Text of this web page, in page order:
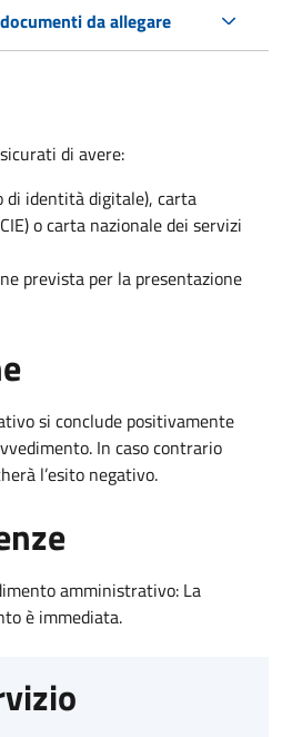
da allegare
di avere:
di identità digitale), carta
o carta nazionale dei servizi
prevista per la presentazione
si conclude positivamente
In caso contrario
l’esito negativo.
amministrativo: La
è immediata.